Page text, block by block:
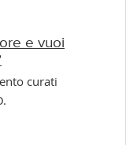
e vuoi
curati